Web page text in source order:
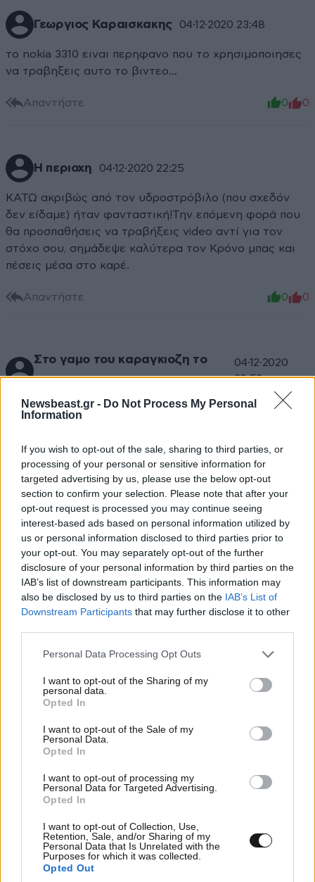
Newsbeast.gr - Do Not Process My Personal
Information
If you wish to opt-out of the sale, sharing to third parties, or
processing of your personal or sensitive information for
targeted advertising by us, please use the below opt-out
section to confirm your selection. Please note that after your
opt-out request is processed you may continue seeing
interest-based ads based on personal information utilized by
us or personal information disclosed to third parties prior to
your opt-out. You may separately opt-out of the further
disclosure of your personal information by third parties on the
IAB’s list of downstream participants. This information may
also be disclosed by us to third parties on the IAB’s List of
Downstream Participants that may further disclose it to other
Please note that this website/app uses one or more Google
not limited to your visit or usage behaviour. You may click to
grant or deny consent to Google and its third-party tags to
use your data for below specified purposes in below Google
consent section.
Personal Data Processing Opt Outs
I want to opt-out of the Sharing of my
personal data.
Opted In
I want to opt-out of the Sale of my
Personal Data.
Opted In
I want to opt-out of processing my
Personal Data for Targeted Advertising.
Opted In
I want to opt-out of Collection, Use,
Retention, Sale, and/or Sharing of my
Personal Data that Is Unrelated with the
Purposes for which it was collected.
Opted Out
Γεωργιος Καραισκακης 04·12·2020 23:48
το nokia 3310 ειναι περηφανο που το χρησιμοποιησες
να τραβηξεις αυτο το βιντεο...
Απαντήστε 0 0
Η περιοχη 04·12·2020 22:25
ΚΑΤΩ ακριβώς από τον υδροστρόβιλο (που σχεδόν
δεν είδαμε) ήταν φανταστική!Την επόμενη φορά που
θα προσπαθήσεις να τραβήξεις video αντί για τον
στόχο σου, σημάδεψε καλύτερα τον Κρόνο μπας και
πέσεις μέσα στο καρέ.
Απαντήστε 0 0
Στο γαμο του καραγκιοζη το
βιντεο.
04·12·2020
20:53
Να το βλεπαμε κιολλας
κλικμπεη(σ)τ 04·12·2020 20:47
Πράγματι εντυπωσιακές εικόνες στο βίντεο που
μοιάζει λες και τραβήχτηκε το 84' ξέρω γω...
Απαντήστε
TRENDING